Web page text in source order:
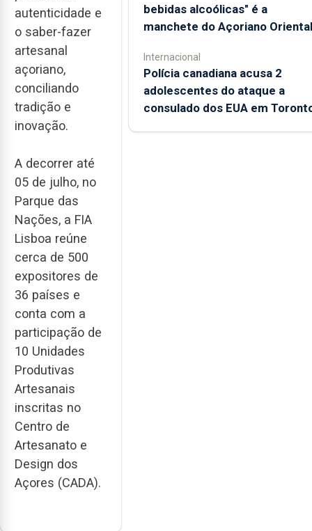
autenticidade e
o saber-fazer
artesanal
açoriano,
conciliando
tradição e
inovação.
A decorrer até
05 de julho, no
Parque das
Nações, a FIA
Lisboa reúne
cerca de 500
expositores de
36 países e
conta com a
participação de
10 Unidades
Produtivas
Artesanais
inscritas no
Centro de
Artesanato e
Design dos
Açores (CADA).
bebidas alcoólicas" é a
manchete do Açoriano Oriental
Internacional
Polícia canadiana acusa 2
adolescentes do ataque a
consulado dos EUA em